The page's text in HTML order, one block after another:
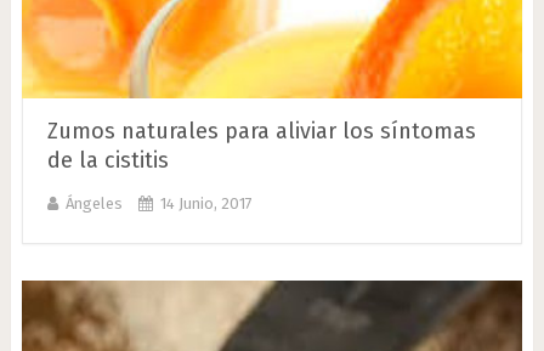
Zumos naturales para aliviar los síntomas
de la cistitis
Ángeles 14 Junio, 2017